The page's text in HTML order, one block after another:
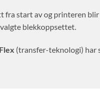
fra start av og printeren blir
blekkoppsettet.
(transfer-teknologi) har